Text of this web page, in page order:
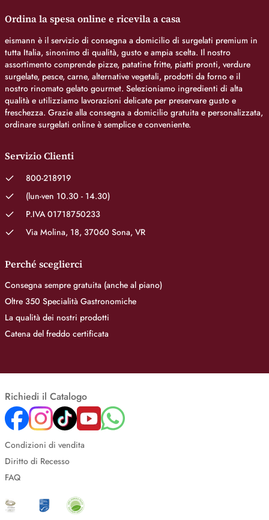
Ordina la spesa online e ricevila a casa
eismann è il servizio di consegna a domicilio di surgelati premium in
tutta Italia, sinonimo di qualità, gusto e ampia scelta. Il nostro
assortimento comprende pizze, patatine fritte, piatti pronti, verdure
surgelate, pesce, carne, alternative vegetali, prodotti da forno e il
nostro rinomato gelato gourmet. Selezioniamo ingredienti di alta
qualità e utilizziamo lavorazioni delicate per preservare gusto e
freschezza. Grazie alla consegna a domicilio gratuita e personalizzata,
ordinare surgelati online è semplice e conveniente.
Servizio Clienti
800-218919
(lun-ven 10.30 - 14.30)
P.IVA 01718750233
Via Molina, 18, 37060 Sona, VR
Perché sceglierci
Consegna sempre gratuita (anche al piano)
Oltre 350 Specialità Gastronomiche
La qualità dei nostri prodotti
Catena del freddo certificata
Richiedi il Catalogo
Condizioni di vendita
Diritto di Recesso
FAQ